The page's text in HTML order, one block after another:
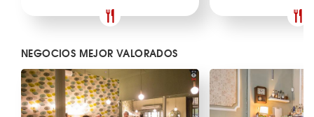
NEGOCIOS MEJOR VALORADOS